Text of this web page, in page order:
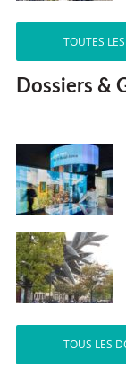
TOUTES
Dossiers &
TOUS LES